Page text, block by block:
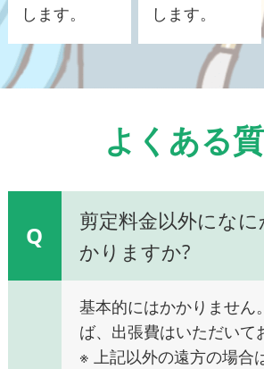
します。
します。
よくある
Q
剪定料金以外にな
かりますか?
基本的にはかかりません
ば、出張費はいただいて
※ 上記以外の遠方の場合